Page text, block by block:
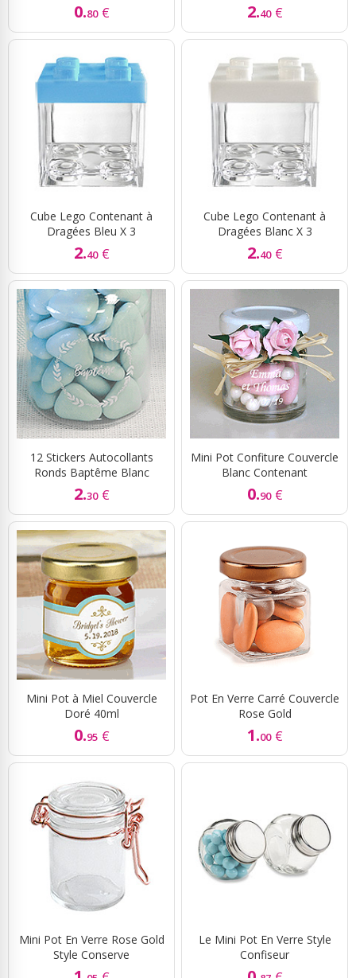
0.80 € 2.40 €
Cube Lego Contenant à
Dragées Bleu X 3
2.40 €
Cube Lego Contenant à
Dragées Blanc X 3
2.40 €
12 Stickers Autocollants
Ronds Baptême Blanc
2.30 €
Mini Pot Confiture Couvercle
Blanc Contenant
0.90 €
Mini Pot à Miel Couvercle
Doré 40ml
0.95 €
Pot En Verre Carré Couvercle
Rose Gold
1.00 €
Mini Pot En Verre Rose Gold
Style Conserve
Le Mini Pot En Verre Style
Confiseur